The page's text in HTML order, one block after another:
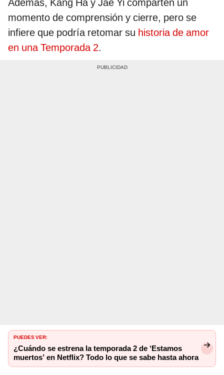
Además, Kang Ha y Jae Yi comparten un
momento de comprensión y cierre, pero se
infiere que podría retomar su historia de amor
en una Temporada 2.
PUEDES VER:
¿Cuándo se estrena la temporada 2 de ‘Estamos
muertos’ en Netflix? Todo lo que se sabe hasta ahora